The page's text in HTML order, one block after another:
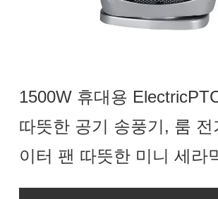
1500W 휴대용
따뜻한 공기 송풍기, 룸 전
이터 팬 따뜻한 미니 세라